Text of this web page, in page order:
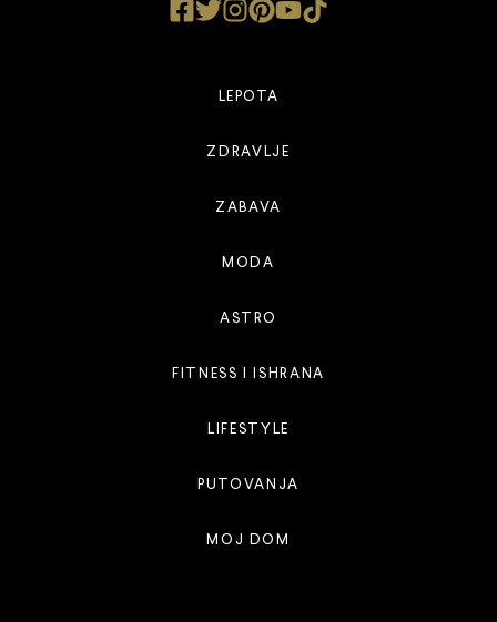
LEPOTA
ZDRAVLJE
ZABAVA
MODA
ASTRO
FITNESS I ISHRANA
LIFESTYLE
PUTOVANJA
MOJ DOM